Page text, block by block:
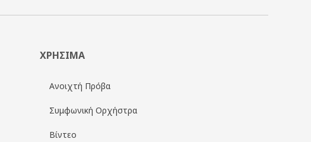
ΧΡΗΣΙΜΑ
Ανοιχτή Πρόβα
Συμφωνική Ορχήστρα
Βίντεο